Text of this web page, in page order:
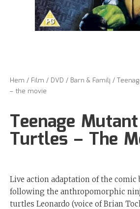
Hem / Film / DVD / Barn & Familj /
– the movie
Teenage
Turtles – The
Live action adaptation of the comic
following the anthropomorphic
turtles Leonardo (voice of Brian